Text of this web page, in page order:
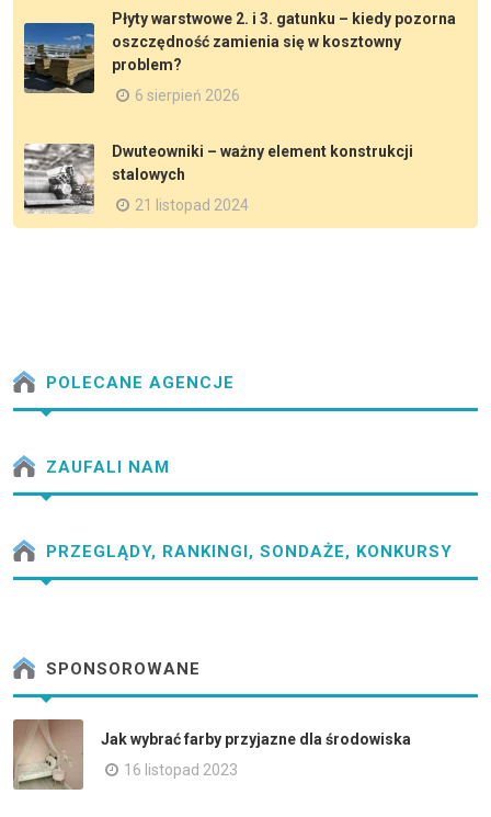
Płyty warstwowe 2. i 3. gatunku – kiedy pozorna
oszczędność zamienia się w kosztowny
problem?
6 sierpień 2026
Dwuteowniki – ważny element konstrukcji
stalowych
21 listopad 2024
POLECANE AGENCJE
ZAUFALI NAM
PRZEGLĄDY, RANKINGI, SONDAŻE, KONKURSY
SPONSOROWANE
Jak wybrać farby przyjazne dla środowiska
16 listopad 2023